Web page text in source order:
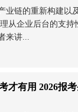
业链的重新构建以
从企业后台的支持
来讲...
才有用 2026报